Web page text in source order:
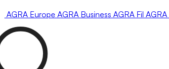
AGRA Europe AGRA Business AGRA Fil AGRA